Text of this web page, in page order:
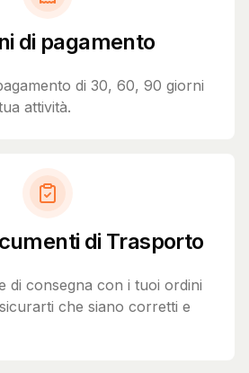
di pagamento
di 30, 60, 90 giorni
attività.
di Trasporto
di consegna con i tuoi ordini
che siano corretti e